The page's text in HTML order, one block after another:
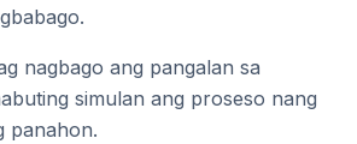
nagbago ang pangalan sa
simulan ang proseso nang
panahon.